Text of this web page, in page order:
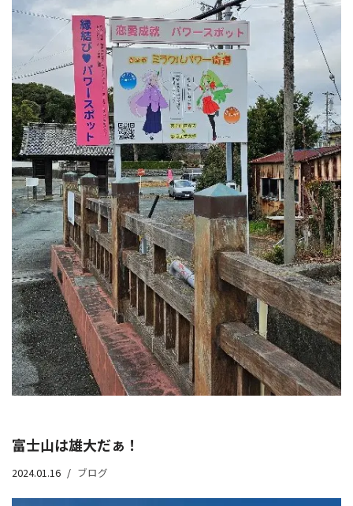
富士山は雄大だぁ！
2024.01.16 ブログ